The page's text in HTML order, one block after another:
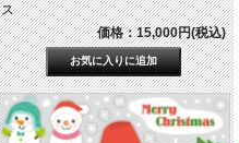
ス
価格：15,000円(税込)